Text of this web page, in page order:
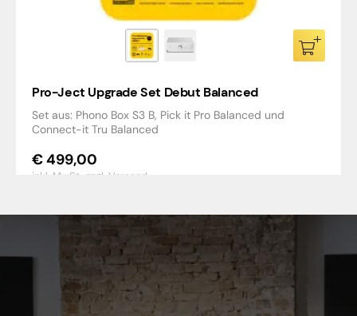
Pro-Ject Upgrade Set Debut Balanced
Set aus: Phono Box S3 B, Pick it Pro Balanced und
Connect-it Tru Balanced
€499,00
inkl. MwSt., zzgl. Versand